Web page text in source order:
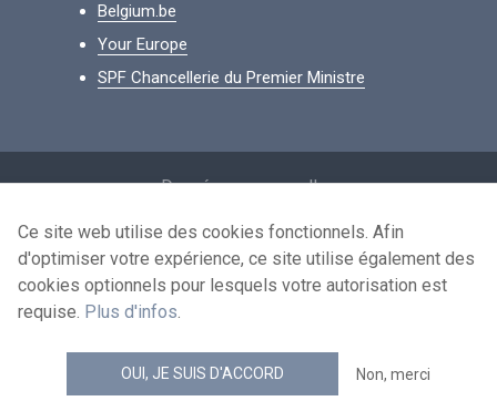
Belgium.be
Your Europe
SPF Chancellerie du Premier Ministre
Données personnelles
Conditions de réutilisation
Contactez-nous
news.belgium flux RSS
Ce site web utilise des cookies fonctionnels. Afin
d'optimiser votre expérience, ce site utilise également des
cookies optionnels pour lesquels votre autorisation est
requise. Plus d'infos.
OUI, JE SUIS D'ACCORD Non, merci